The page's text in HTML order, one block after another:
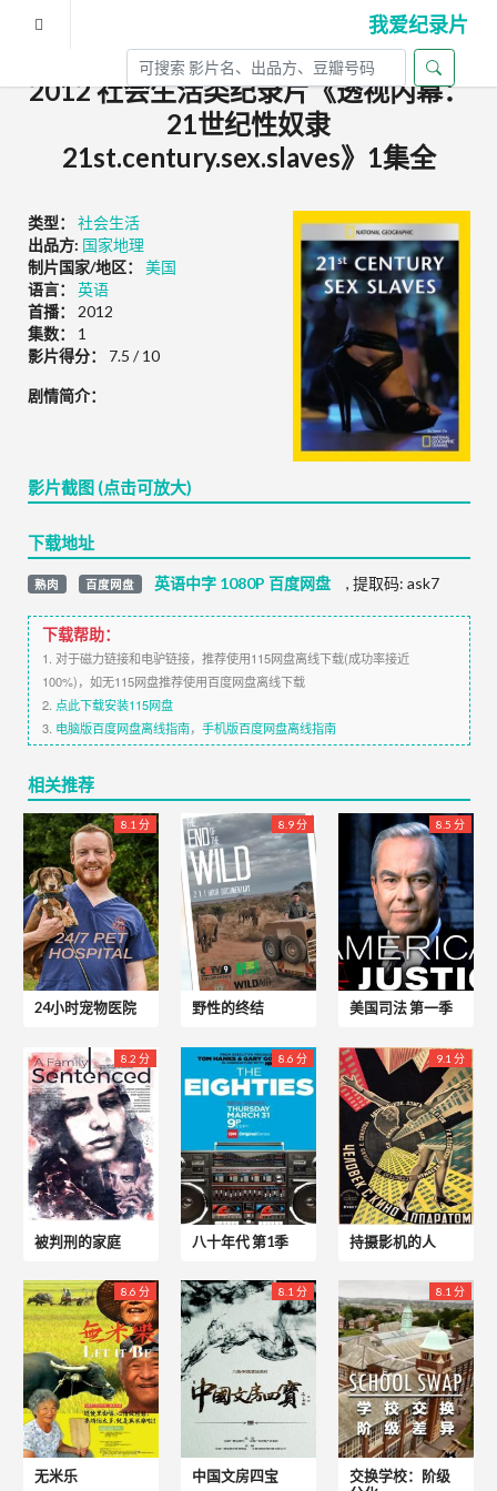
我爱纪录片
2012 社会生活类纪录片《透视内幕：
21世纪性奴隶
21st.century.sex.slaves》1集全
类型：
社会生活
出品方: 国家地理
制片国家/地区：
美国
语言：
英语
首播：
2012
集数：
1
影片得分：
7.5 / 10
剧情简介：
影片截图 (点击可放大)
下载地址
熟肉 百度网盘 英语中字 1080P 百度网盘 , 提取码: ask7
下载帮助：
1. 对于磁力链接和电驴链接，推荐使用115网盘离线下载(成功率接近
100%)，如无115网盘推荐使用百度网盘离线下载
2. 点此下载安装115网盘
3. 电脑版百度网盘离线指南， 手机版百度网盘离线指南
相关推荐
8.1 分
24小时宠物医院
8.9 分
野性的终结
8.5 分
美国司法 第一季
8.2 分
被判刑的家庭
8.6 分
八十年代 第1季
9.1 分
持摄影机的人
8.6 分
无米乐
8.1 分
中国文房四宝
8.1 分
交换学校：阶级